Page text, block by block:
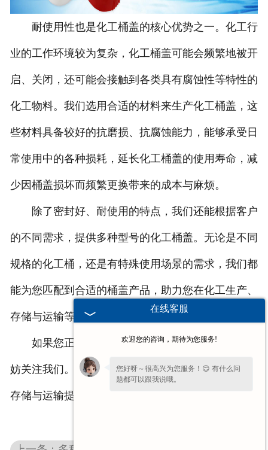
耐使用性也是化工桶盖的核心优势之一。化工行
业的工作环境较为复杂，化工桶盖可能会频繁地被开
启、关闭，还可能会接触到各类具有腐蚀性等特性的
化工物料。我们选用合适的材料来生产化工桶盖，这
些材料具备较好的抗磨损、抗腐蚀能力，能够承受日
常使用中的各种损耗，延长化工桶盖的使用寿命，减
少因桶盖损坏而频繁更换带来的成本与麻烦。
除了密封好、耐使用的特点，我们还能根据客户
的不同需求，提供多种型号的化工桶盖。无论是不同
规格的化工桶，还是有特殊使用场景的需求，我们都
能为您匹配到合适的桶盖产品，助力您在化工生产、
存储与运输等环节顺利开展工作。
如果您正在寻找密封好、耐使用的化工桶盖，不
妨关注我们。我们将以可靠的产品，为您的化工物料
存储与运输提供有力支持。
在线客服
欢迎您的咨询，期待为您服务!
您好呀～很高兴为您服务！😊 有什么问
题都可以跟我说哦。